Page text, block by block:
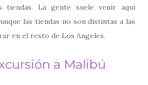
tiendas. La gente suele venir aquí
las tiendas no son distintas a las
en el resto de Los Angeles.
a Malibú